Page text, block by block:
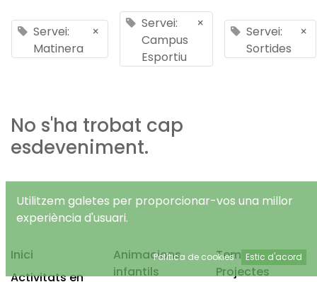
Servei:
Matinera
×
Servei:
Campus
Esportiu
×
Servei:
Sortides
×
No s'ha trobat cap
esdeveniment.
Inici
Activitats en
Animacions
infantils
Temps Lliure
Projectes
Utilitzem galetes per proporcionar-vos una millor
experiència d'usuari.
Política de cookies Estic d'acord